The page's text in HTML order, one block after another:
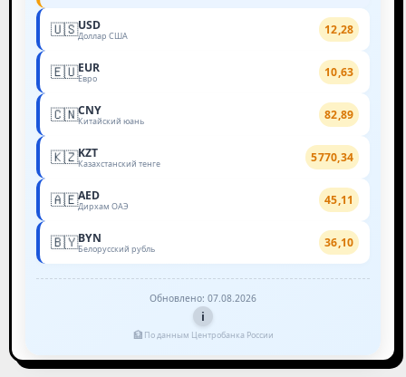
🇺🇸USD
Доллар США 12,28
🇪🇺EUR
Евро 10,63
🇨🇳CNY
Китайский юань 82,89
🇰🇿KZT
Казахстанский тенге 5770,34
🇦🇪AED
Дирхам ОАЭ 45,11
🇧🇾BYN
Белорусский рубль 36,10
Обновлено: 07.08.2026
i
🏦 По данным Центробанка России